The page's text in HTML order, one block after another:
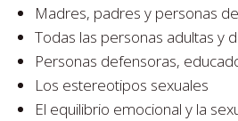
Madres, padres y personas
Todas las personas adultas y
Personas defensoras,
Los estereotipos sexuales
El equilibrio emocional y la